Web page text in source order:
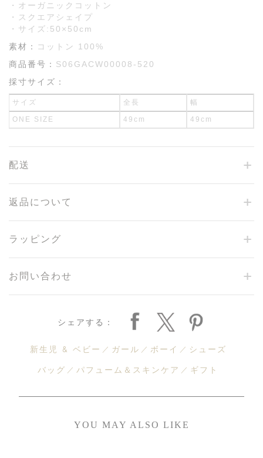
・オーガニックコットン
・スクエアシェイプ
・サイズ:50×50cm
素材：
コットン 100%
商品番号： S06GACW00008-520
採寸サイズ：
サイズ 全長 幅
ONE SIZE 49cm 49cm
配送
返品について
ラッピング
お問い合わせ
シェアする：
新生児 & ベビー ガール ボーイ シューズ
バッグ パフューム＆スキンケア ギフト
YOU MAY ALSO LIKE